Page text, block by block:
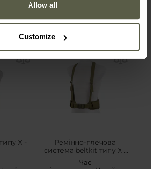
Allow all
Customize
X -
Ремінно-плечова
система beltkit типу X -
Woodland
Час